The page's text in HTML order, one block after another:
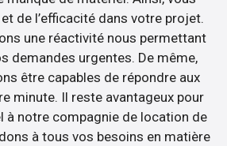
de l’efficacité dans votre projet.
une réactivité nous permettant
demandes urgentes. De même,
être capables de répondre aux
minute. Il reste avantageux pour
à notre compagnie de location de
à tous vos besoins en matière